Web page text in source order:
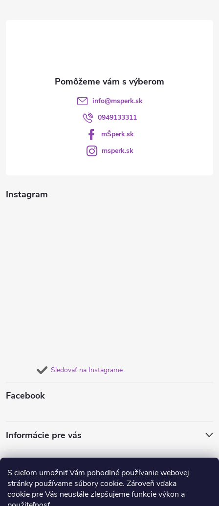
S cieľom umožniť Vám pohodlné používanie webovej
stránky používame súbory cookie. Zároveň vďaka
cookie pre Vás neustále zlepšujeme funkcie výkon a
Instagram
Sledovať na Instagrame
info@msperk.sk
0949133311
mŠperk.sk
msperk.sk
Facebook
Informácie pre vás
Obrúčky a prstene
Náramky pre dvojice
Anjelske a ochranné náramky
Oceľové náramky